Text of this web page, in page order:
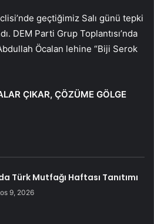
geçtiğimiz Salı günü tepki
DEM Parti Grup Toplantısı’nda
Öcalan lehine “Biji Serok
ÇIKAR, ÇÖZÜME GÖLGE
Türk Mutfağı Haftası Tanıtımı
9, 2026